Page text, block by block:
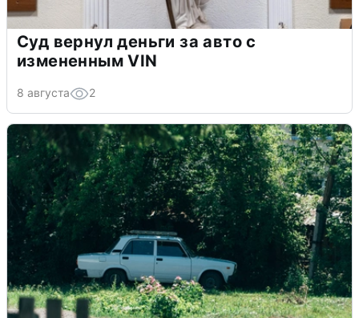
Суд вернул деньги за авто с
измененным VIN
8 августа 2